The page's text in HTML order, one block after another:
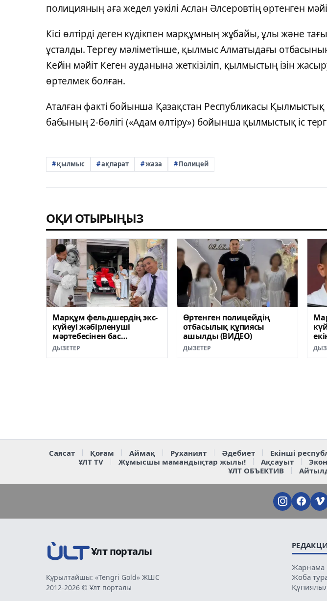
полицияның аға жедел уәкілі Аслан Әлсеровтің өртенген
Кісі өлтірді деген күдікпен марқұмның жұбайы, ұлы және
ұсталды. Тергеу мәліметінше, қылмыс Алматыдағы
Кейін мәйіт Кеген ауданына жеткізіліп, қылмыстың ізін
өртелмек болған.
Аталған факті бойынша Қазақстан Республикасы Қылмыстық
бабының 2-бөлігі («Адам өлтіру») бойынша қылмыстық іс
қылмыс ақпарат жаза Полицей
ОҚИ ОТЫРЫҢЫЗ
Марқұм фельдшердің экс-
күйеуі жәбірленуші
мәртебесінен бас
тартпайтынын айтты
ДЫЗЕТЕР
Өртенген полицейдің
отбасылық құпиясы
ашылды (ВИДЕО)
ДЫЗЕТЕР
Саясат Қоғам Аймақ Руханият Әдебиет Екінші
ҰЛТ TV
Жұмысшы мамандықтар жылы! Ақсауыт
ҰЛТ ОБЪЕКТИВ
Ұлт порталы
Құрылтайшы: «Tengri Gold» ЖШС
2012-2026 © Ұлт порталы
Жарнама
Жоба